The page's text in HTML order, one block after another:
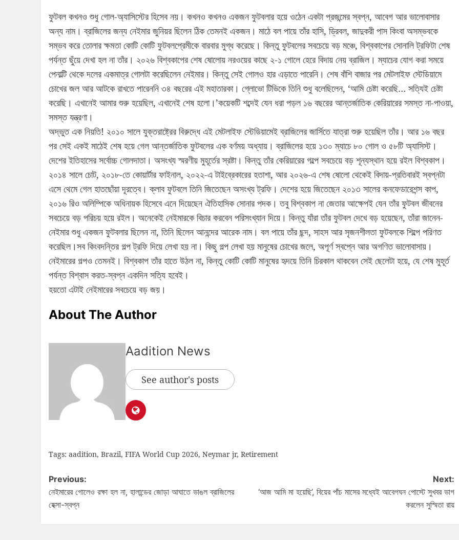
ফুটবল কখনও শুধু গোল-অ্যাসিস্টের হিসেব নয়। কখনও কখনও একজন ফুটবলার হয়ে ওঠেন একটা প্রজন্মের স্বপ্ন, আবেগ আর ভালোবাসার
অন্য নাম। ব্রাজিলের জন্য নেইমার জুনিয়র ছিলেন ঠিক তেমনই একজন। মাঠে বল পায়ে তাঁর হাসি, ড্রিবল, জাদুকরী পাস কিংবা অসম্ভবকে
সম্ভব করে তোলার ক্ষমতা কোটি কোটি ফুটবলপ্রেমীকে বারবার মুগ্ধ করেছে। কিন্তু ফুটবলের সবচেয়ে বড় মঞ্চে, বিশ্বকাপের সোনালি ট্রফিটা শেষ
পর্যন্ত ছুঁয়ে দেখা হল না তাঁর। ২০২৬ বিশ্বকাপের শেষ ষোলোয় নরওয়ের কাছে ২-১ গোলে হেরে বিদায় নেয় ব্রাজিল। ম্যাচের যোগ করা সময়ে
পেনাল্টি থেকে দলের একমাত্র গোলটা করেছিলেন নেইমার। কিন্তু সেই গোলও হার এড়াতে পারেনি। শেষ বাঁশি বাজার পর মেটলাইফ স্টেডিয়ামে
চোখের জল আর আটকে রাখতে পারেননি ৩৪ বছরের এই মহাতারকা। গ্লোভো টিভিকে তিনি শুধু বলেছিলেন, ‘আমি চেষ্টা করেছি… সত্যিই চেষ্টা
করেছি। এখানেই আমার শুরু হয়েছিল, এখানেই শেষ হলো।’কয়েকটি শব্দেই যেন ধরা পড়ল ১৬ বছরের আন্তর্জাতিক কেরিয়ারের সমস্ত না-পাওয়া,
সমস্ত যন্ত্রণা।
অদ্ভুত এক নিয়তি! ২০১০ সালে যুক্তরাষ্ট্রের বিরুদ্ধে এই মেটলাইফ স্টেডিয়ামেই ব্রাজিলের জার্সিতে যাত্রা শুরু হয়েছিল তাঁর। আর ১৬ বছর
পর সেই একই মাঠেই শেষ হয়ে গেল আন্তর্জাতিক ফুটবলের এক বর্ণময় অধ্যায়। ব্রাজিলের হয়ে ১৩০ ম্যাচে ৮০ গোল ও ৫৮টি অ্যাসিস্ট।
দেশের ইতিহাসের সর্বোচ্চ গোলদাতা। অসংখ্য স্মরণীয় মুহূর্তের স্রষ্টা। কিন্তু তাঁর কেরিয়ারের গল্পে সবচেয়ে বড় শূন্যস্থান হয়ে রইল বিশ্বকাপ।
২০১৪ সালে চোট, ২০১৮-তে কোয়ার্টার ফাইনাল, ২০২২-এ টাইব্রেকারের হতাশা, আর ২০২৬-এ শেষ ষোলো থেকেই বিদায়-প্রতিবারই স্বপ্নটা
এসে থেমে গেল হাতছোঁয়া দূরত্বে। ক্লাব ফুটবলে তিনি জিতেছেন অসংখ্য ট্রফি। দেশের হয়ে জিতেছেন ২০১৩ সালের কনফেডারেশন্স কাপ,
২০১৬ রিও অলিম্পিকে অধিনায়ক হিসেবে এনে দিয়েছেন ঐতিহাসিক সোনার পদক। তবু বিশ্বকাপ না জেতার আক্ষেপই যেন তাঁর ফুটবল জীবনের
সবচেয়ে বড় পরিচয় হয়ে রইল। অনেকেই নেইমারকে বিচার করবেন পরিসংখ্যান দিয়ে। কিন্তু যাঁরা তাঁর ফুটবল দেখে বড় হয়েছেন, তাঁরা জানেন-
নেইমার শুধু একজন ফুটবলার ছিলেন না, তিনি ছিলেন আনন্দের আরেক নাম। বল পায়ে তাঁর ছন্দ, সাহস আর সৃজনশীলতা ফুটবলকে শিল্পে পরিণত
করেছিল।সব কিংবদন্তির গল্প ট্রফি দিয়ে লেখা হয় না। কিছু গল্প লেখা হয় মানুষের চোখের জলে, অপূর্ণ স্বপ্নে আর অগণিত ভালোবাসায়।
নেইমারের গল্পও তেমনই। বিশ্বকাপ তাঁর হাতে উঠল না, কিন্তু কোটি কোটি মানুষের হৃদয়ে তিনি চিরকাল থাকবেন সেই ছেলেটা হয়ে, যে শেষ মুহূর্ত
পর্যন্ত বিশ্বাস করত-স্বপ্ন একদিন সত্যি হবেই।
হয়তো এটাই নেইমারের সবচেয়ে বড় জয়।
About The Author
Aadition News
See author's posts
Tags: aadition, Brazil, FIFA World Cup 2026, Neymar jr, Retirement
Previous:
নেইমারের গোলেও রক্ষা হল না, হালান্ডের জোড়া আঘাতে ভাঙল ব্রাজিলের
হেক্সা-স্বপ্ন
Next:
‘আজ আমি মা হয়েছি’, বিয়ের পাঁচ মাসের মধ্যেই আবেগঘন পোস্টে সুখবর ভাগ
করলেন সুস্মিতা রায়